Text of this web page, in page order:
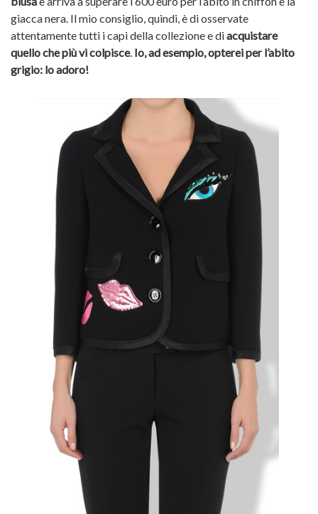
giacca nera. Il mio consiglio, quindi, è di osservate
attentamente tutti i capi della collezione e diacquistare
quello che più vi colpisce. Io, ad esempio, opterei per l’abito
grigio: lo adoro!